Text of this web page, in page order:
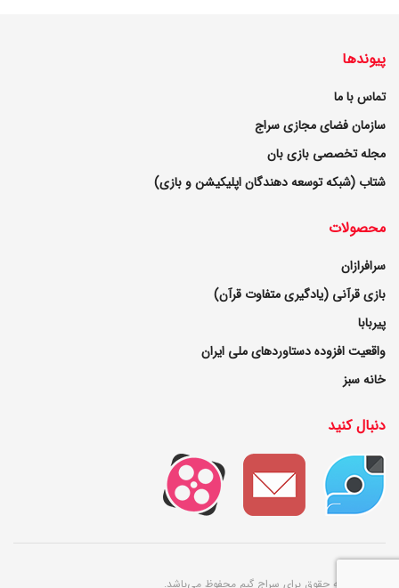
پیوندها
تماس با ما
سازمان فضای مجازی سراج
مجله تخصصی بازی بان
شتاب (شبکه توسعه دهندگان اپلیکیشن و بازی)
محصولات
سرافرازان
بازی قرآنی (یادگیری متفاوت قرآن)
پیربابا
واقعیت افزوده دستاوردهای ملی ایران
خانه سبز
دنبال کنید